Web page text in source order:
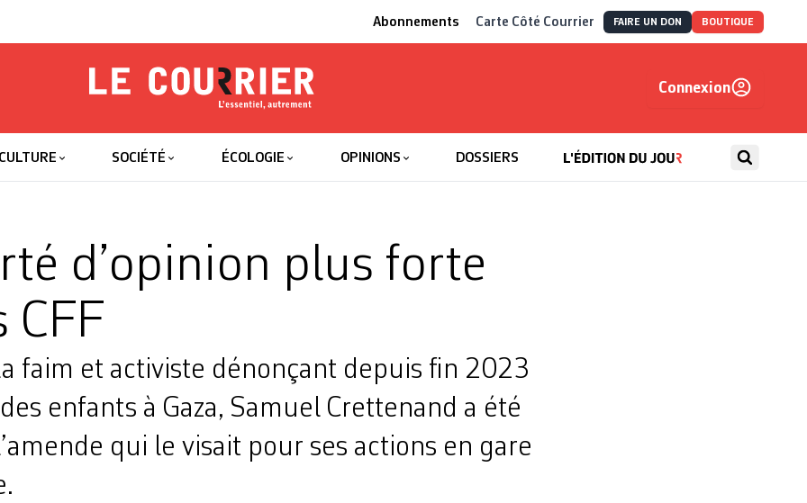
Abonnements Carte Côté Courrier FAIRE UN DON BOUTIQUE
Le Courrier
Connexion
CULTURE SOCIÉTÉ ÉCOLOGIE OPINIONS DOSSIERS
d’opinion plus forte
CFF
faim et activiste dénonçant depuis fin 2023
enfants à Gaza, Samuel Crettenand a été
qui le visait pour ses actions en gare